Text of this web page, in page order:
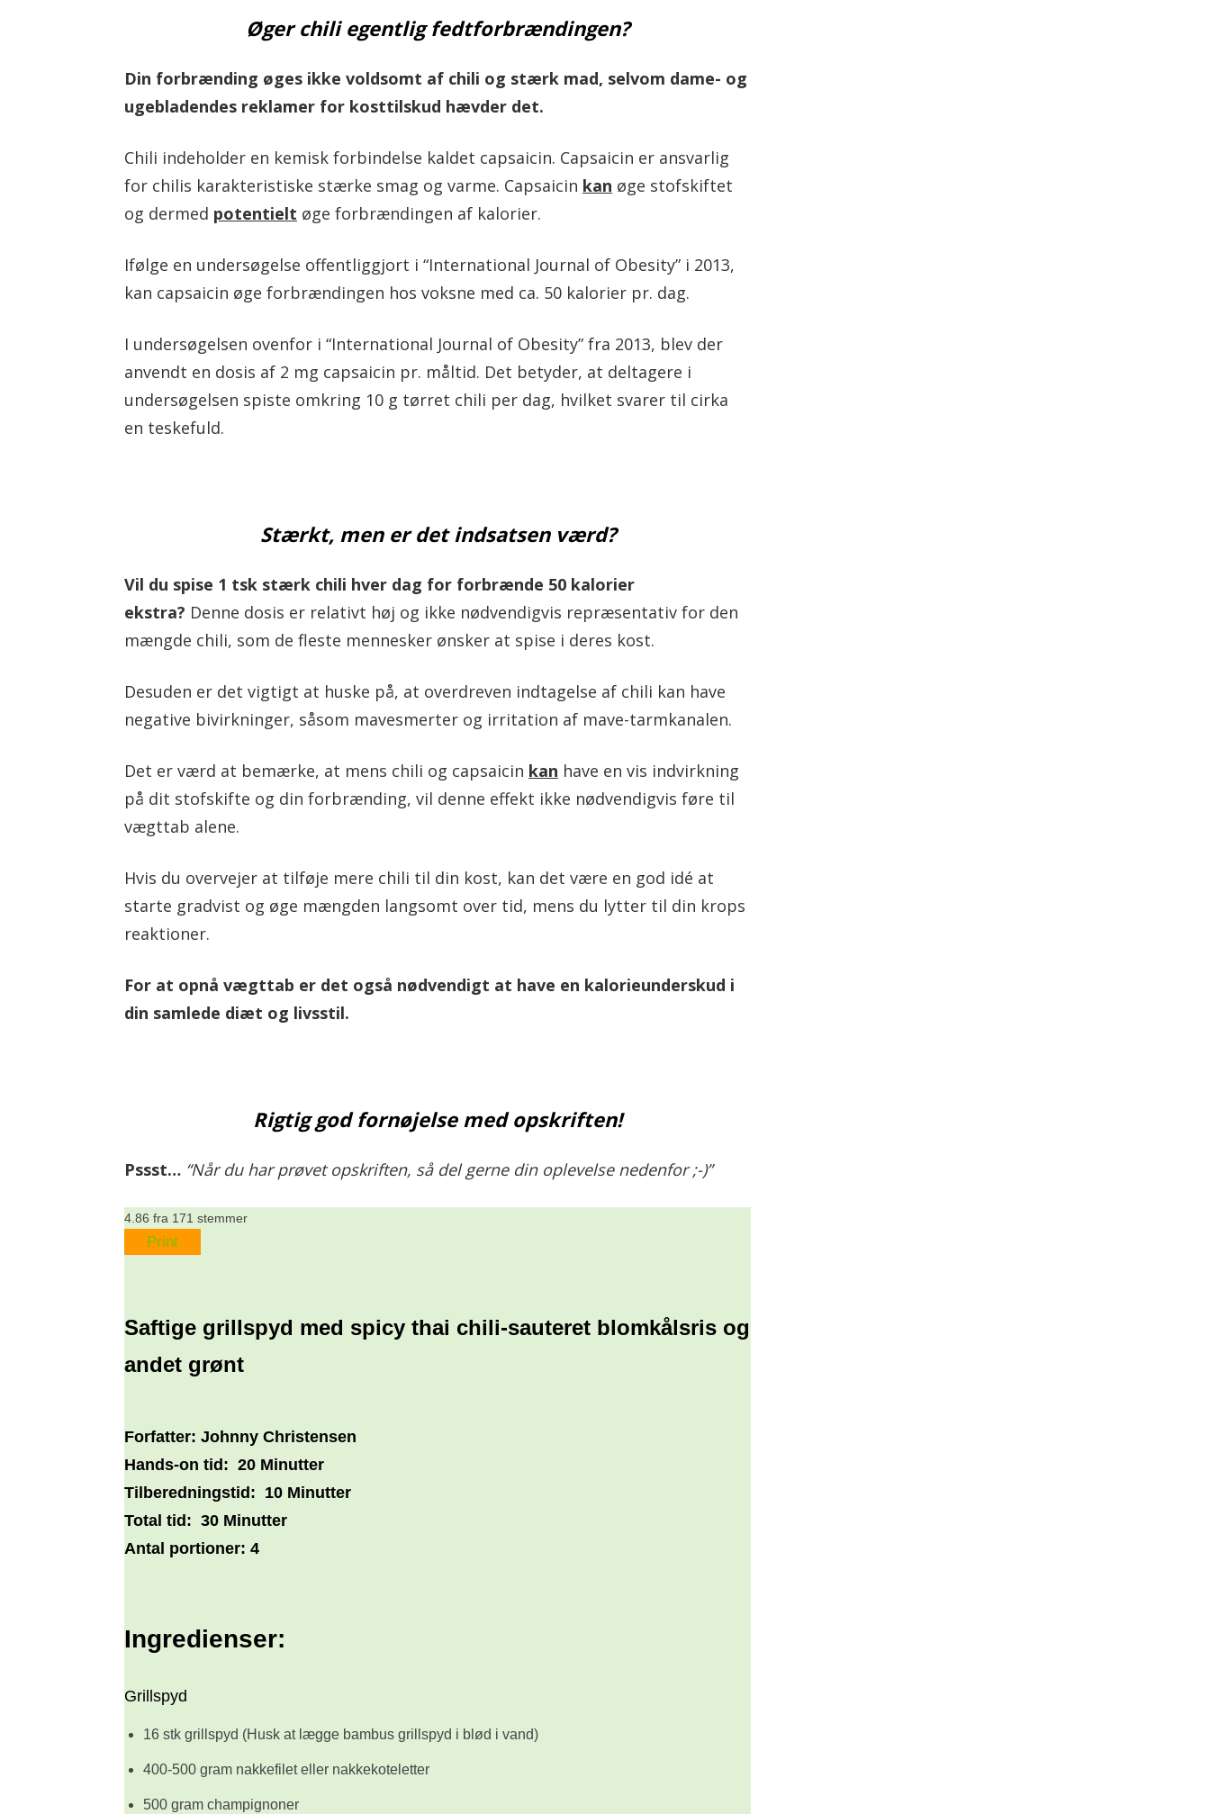
Øger chili egentlig fedtforbrændingen?
Din forbrænding øges ikke voldsomt af chili og stærk mad, selvom dame- og
ugebladendes reklamer for kosttilskud hævder det.
Chili indeholder en kemisk forbindelse kaldet capsaicin. Capsaicin er ansvarlig
for chilis karakteristiske stærke smag og varme. Capsaicin kan øge stofskiftet
og dermed potentielt øge forbrændingen af kalorier.
Ifølge en undersøgelse offentliggjort i “International Journal of Obesity” i 2013,
kan capsaicin øge forbrændingen hos voksne med ca. 50 kalorier pr. dag.
I undersøgelsen ovenfor i “International Journal of Obesity” fra 2013, blev der
anvendt en dosis af 2 mg capsaicin pr. måltid. Det betyder, at deltagere i
undersøgelsen spiste omkring 10 g tørret chili per dag, hvilket svarer til cirka
en teskefuld.
Stærkt, men er det indsatsen værd?
Vil du spise 1 tsk stærk chili hver dag for forbrænde 50 kalorier
ekstra? Denne dosis er relativt høj og ikke nødvendigvis repræsentativ for den
mængde chili, som de fleste mennesker ønsker at spise i deres kost.
Desuden er det vigtigt at huske på, at overdreven indtagelse af chili kan have
negative bivirkninger, såsom mavesmerter og irritation af mave-tarmkanalen.
Det er værd at bemærke, at mens chili og capsaicin kan have en vis indvirkning
på dit stofskifte og din forbrænding, vil denne effekt ikke nødvendigvis føre til
vægttab alene.
Hvis du overvejer at tilføje mere chili til din kost, kan det være en god idé at
starte gradvist og øge mængden langsomt over tid, mens du lytter til din krops
reaktioner.
For at opnå vægttab er det også nødvendigt at have en kalorieunderskud i
din samlede diæt og livsstil.
Rigtig god fornøjelse med opskriften!
Pssst… “Når du har prøvet opskriften, så del gerne din oplevelse nedenfor ;-)”
4.86 fra 171 stemmer
Print
Saftige grillspyd med spicy thai chili-sauteret blomkålsris og
andet grønt
Forfatter: Johnny Christensen
Hands-on tid: 20 Minutter
Tilberedningstid: 10 Minutter
Total tid: 30 Minutter
Antal portioner: 4
Ingredienser:
Grillspyd
16 stk grillspyd (Husk at lægge bambus grillspyd i blød i vand)
400-500 gram nakkefilet eller nakkekoteletter
500 gram champignoner